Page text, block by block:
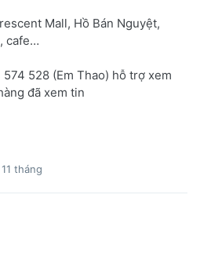
Mall, Hồ Bán Nguyệt,
cafe…
528 (Em Thao) hỗ trợ xem
đã xem tin
tháng